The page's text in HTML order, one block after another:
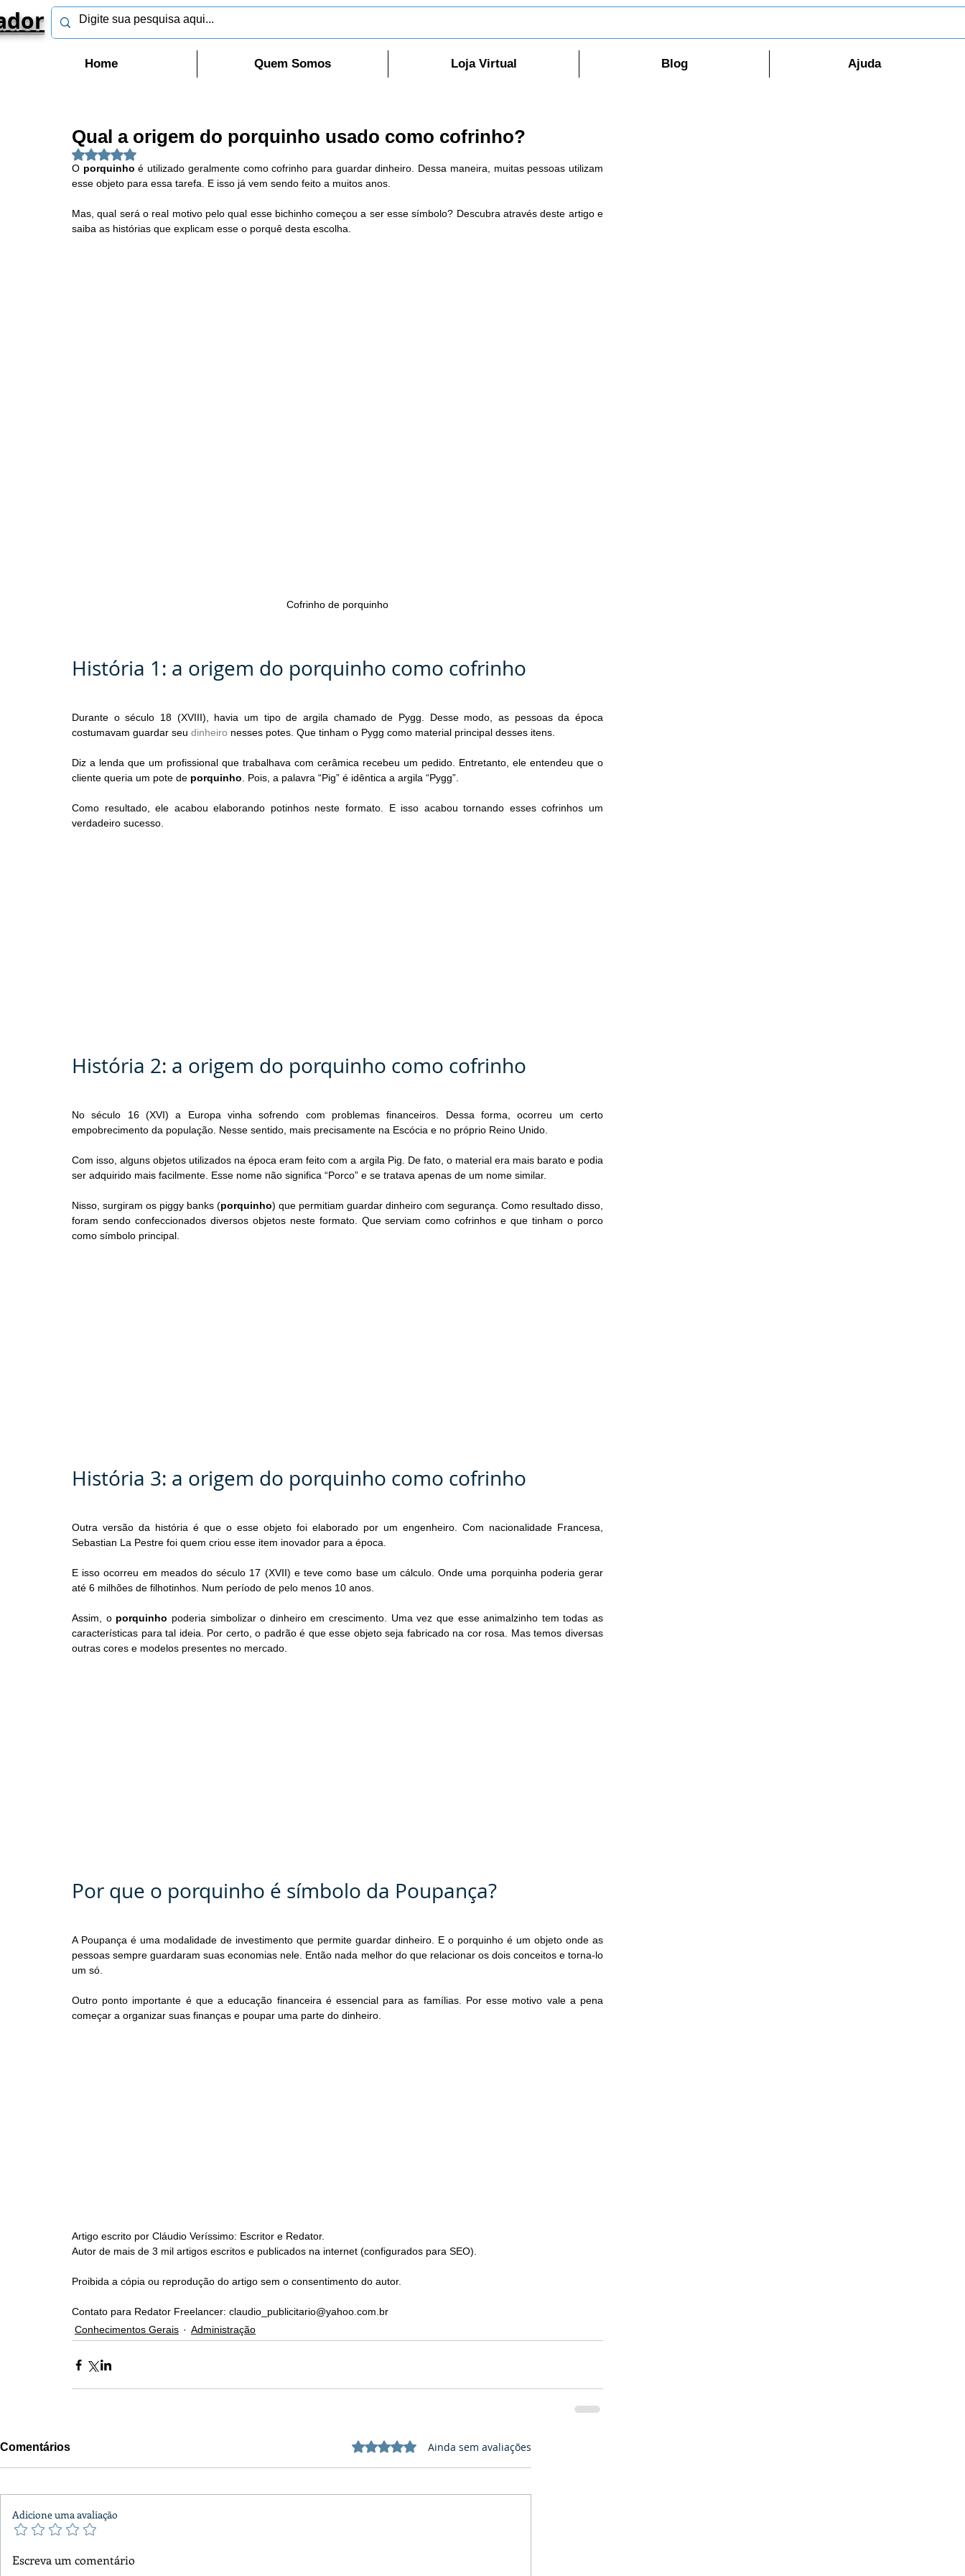
Home Quem Somos Loja Virtual Blog Ajuda
Qual a origem do porquinho usado como cofrinho?
Avaliado com NaN de 5 estrelas.
O porquinho é utilizado geralmente como cofrinho para guardar dinheiro. Dessa maneira, muitas pessoas utilizam
esse objeto para essa tarefa. E isso já vem sendo feito a muitos anos.
Mas, qual será o real motivo pelo qual esse bichinho começou a ser esse símbolo? Descubra através deste artigo e
saiba as histórias que explicam esse o porquê desta escolha.
Cofrinho de porquinho
História 1: a origem do porquinho como cofrinho
Durante o século 18 (XVIII), havia um tipo de argila chamado de Pygg. Desse modo, as pessoas da época
costumavam guardar seu dinheiro nesses potes. Que tinham o Pygg como material principal desses itens.
Diz a lenda que um profissional que trabalhava com cerâmica recebeu um pedido. Entretanto, ele entendeu que o
cliente queria um pote de porquinho . Pois, a palavra “Pig” é idêntica a argila “Pygg”.
Como resultado, ele acabou elaborando potinhos neste formato. E isso acabou tornando esses cofrinhos um
verdadeiro sucesso.
História 2: a origem do porquinho como cofrinho
No século 16 (XVI) a Europa vinha sofrendo com problemas financeiros. Dessa forma, ocorreu um certo
empobrecimento da população. Nesse sentido, mais precisamente na Escócia e no próprio Reino Unido.
Com isso, alguns objetos utilizados na época eram feito com a argila Pig. De fato, o material era mais barato e podia
ser adquirido mais facilmente. Esse nome não significa “Porco” e se tratava apenas de um nome similar.
Nisso, surgiram os piggy banks (porquinho) que permitiam guardar dinheiro com segurança. Como resultado disso,
foram sendo confeccionados diversos objetos neste formato. Que serviam como cofrinhos e que tinham o porco
como símbolo principal.
História 3: a origem do porquinho como cofrinho
Outra versão da história é que o esse objeto foi elaborado por um engenheiro. Com nacionalidade Francesa,
Sebastian La Pestre foi quem criou esse item inovador para a época.
E isso ocorreu em meados do século 17 (XVII) e teve como base um cálculo. Onde uma porquinha poderia gerar
até 6 milhões de filhotinhos. Num período de pelo menos 10 anos.
Assim, o porquinho poderia simbolizar o dinheiro em crescimento. Uma vez que esse animalzinho tem todas as
características para tal ideia. Por certo, o padrão é que esse objeto seja fabricado na cor rosa. Mas temos diversas
outras cores e modelos presentes no mercado.
Por que o porquinho é símbolo da Poupança?
A Poupança é uma modalidade de investimento que permite guardar dinheiro. E o porquinho é um objeto onde as
pessoas sempre guardaram suas economias nele. Então nada melhor do que relacionar os dois conceitos e torna-lo
um só.
Outro ponto importante é que a educação financeira é essencial para as famílias. Por esse motivo vale a pena
começar a organizar suas finanças e poupar uma parte do dinheiro.
Artigo escrito por Cláudio Veríssimo: Escritor e Redator.
Autor de mais de 3 mil artigos escritos e publicados na internet (configurados para SEO).
Proibida a cópia ou reprodução do artigo sem o consentimento do autor.
Contato para Redator Freelancer: claudio_publicitario@yahoo.com.br
Conhecimentos Gerais
Administração
Comentários Avaliado com 0 de 5 estrelas.
Ainda sem avaliações
Adicione uma avaliação
Escreva um comentário